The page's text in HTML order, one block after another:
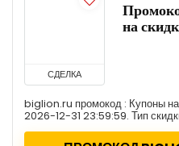
СДЕЛКА
на
biglion.ru промокод : Купоны
2026-12-31 23:59:59. Тип